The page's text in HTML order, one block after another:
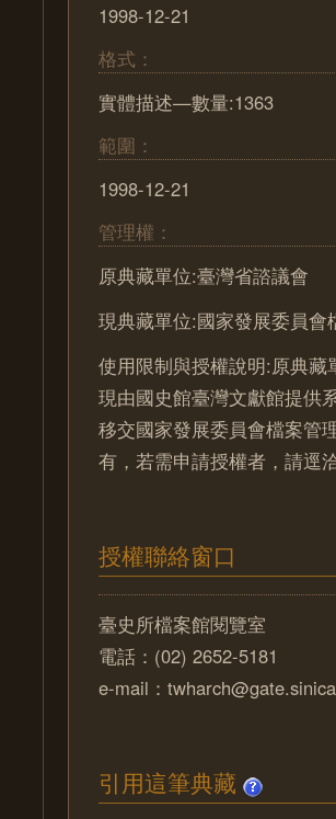
1998-12-21
格式：
實體描述—數量:1363
範圍：
1998-12-21
管理權：
原典藏單位:臺灣省諮議會
現典藏單位:國家發展委員會
使用限制與授權說明:原典
現由國史館臺灣文獻館提供
移交國家發展委員會檔案管
有，若需申請授權者，請逕
授權聯絡窗口
臺史所檔案館閱覽室
電話：(02) 2652-5181
e-mail：
引用這筆典藏